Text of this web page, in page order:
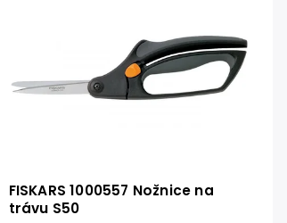
FISKARS 1000557 Nožnice na
trávu S50